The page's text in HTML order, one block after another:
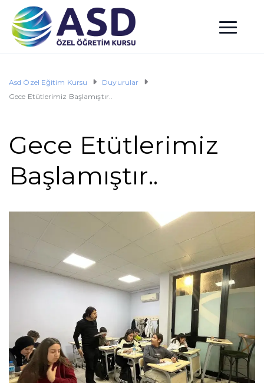
Asd Özel Eğitim Kursu
Duyurular
Gece Etütlerimiz Başlamıştır..
Gece Etütlerimiz
Başlamıştır..